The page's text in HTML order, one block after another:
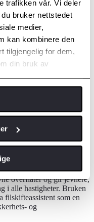
trafikken vår. Vi deler
bruker nettstedet
medier,
kan kombinere den
tilgjengelig for dem,
din bruk av
et elektrisk
mengden tilbakeslag
overflater og gir jevnere,
i alle hastigheter. Bruken
filskifteassistent som en
og